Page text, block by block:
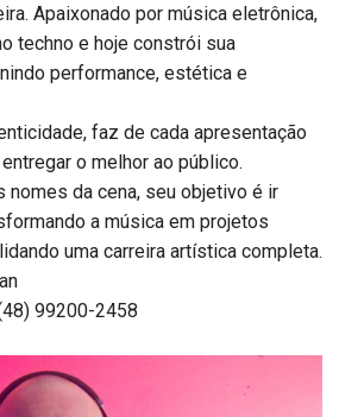
Apaixonado por música eletrônica,
techno e hoje constrói sua
performance, estética e
faz de cada apresentação
o melhor ao público.
nomes da cena, seu objetivo é ir
a música em projetos
uma carreira artística completa.
99200-2458